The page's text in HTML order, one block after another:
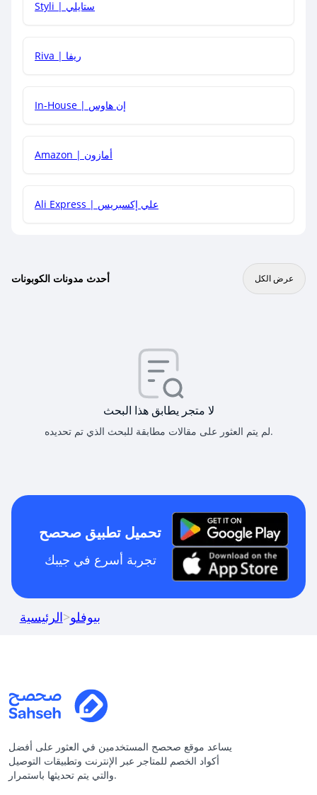
هل يمكنني جمع كود خصم مع العروض الأخرى؟
Styli | ستايلي
Riva | ريفا
In-House | إن هاوس
Amazon | أمازون
Ali Express | علي إكسبريس
أحدث مدونات الكوبونات عرض الكل
لا متجر يطابق هذا البحث
لم يتم العثور على مقالات مطابقة للبحث الذي تم تحديده.
تحميل تطبيق صحصح
تجربة أسرع في جيبك
الرئيسية>بيوفلو
يساعد موقع صحصح المستخدمين في العثور على أفضل
أكواد الخصم للمتاجر عبر الإنترنت وتطبيقات التوصيل
والتي يتم تحديثها باستمرار.